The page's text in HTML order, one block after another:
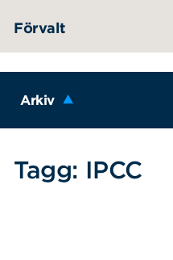
Förvalt
Arkiv
Tagg: IPCC